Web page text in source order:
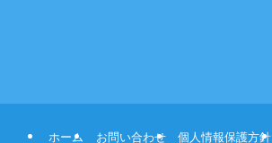
ホーム お問い合わせ 個人情報保護方針